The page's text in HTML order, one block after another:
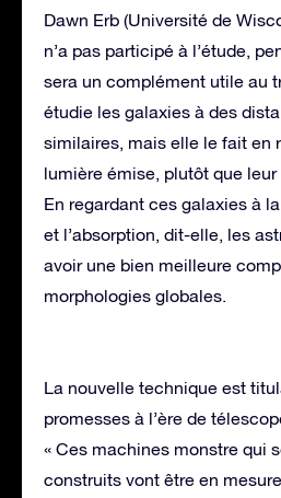
Dawn Erb (Université de
n’a pas participé à l’étude,
sera un complément utile au
étudie les galaxies à des
similaires, mais elle le fait en
lumière émise, plutôt que
En regardant ces galaxies à
et l’absorption, dit-elle, les
avoir une bien meilleure
morphologies globales.
La nouvelle technique est
promesses à l’ère de
« Ces machines monstre qui
construits vont être en